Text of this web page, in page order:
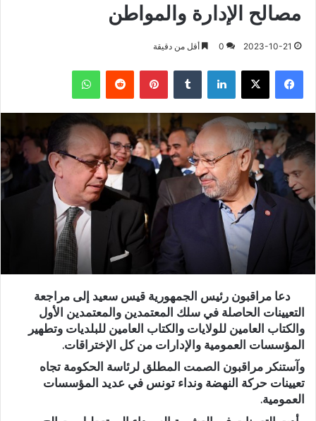
مصالح الإدارة والمواطن
2023-10-21
0 أقل من دقيقة
فيسبوك X لينكدإن بينتيريست واتساب
دعا مراقبون رئيس الجمهورية قيس سعيد إلى مراجعة
التعيينات الحاصلة في سلك المعتمدين والمعتمدين الأول
والكتاب العامين للولايات والكتاب العامين للبلديات وتطهير
المؤسسات العمومية والإدارات من كل الإختراقات.
وآستنكر مراقبون الصمت المطلق لرئاسة الحكومة تجاه
تعيينات حركة النهضة ونداء تونس في عديد المؤسسات
العمومية.